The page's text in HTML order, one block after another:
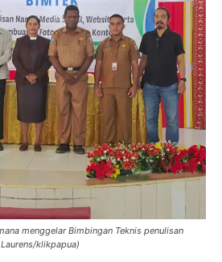
menggelar Bimbingan Teknis penulisan
klikpapua)